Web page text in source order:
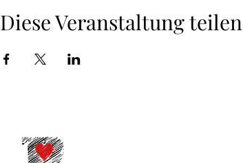
Diese Veranstaltung teilen